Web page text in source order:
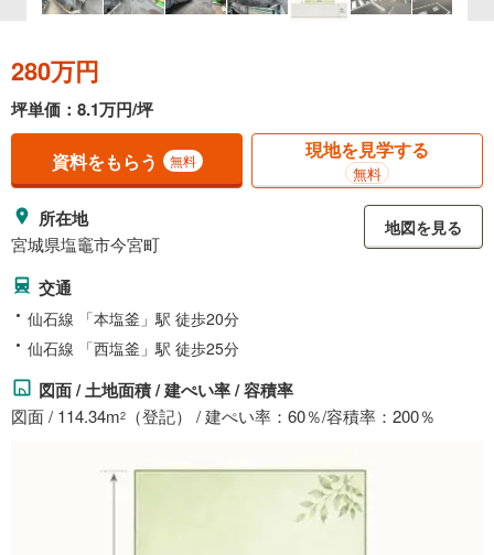
280万円
坪単価：8.1万円/坪
資料をもらう 無料 現地を見学する
無料
所在地
宮城県塩竈市今宮町
地図を見る
交通
仙石線 「本塩釜」駅 徒歩20分
仙石線 「西塩釜」駅 徒歩25分
図面 / 土地面積 / 建ぺい率 / 容積率
図面 / 114.34m2 （登記） / 建ぺい率：60％/容積率：200％